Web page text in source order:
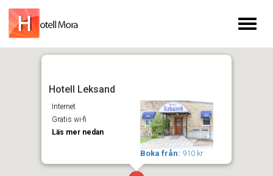
Toggle
Hotell Leksand
Internet
Gratis wi-fi
Läs mer nedan
Boka från: 910 kr